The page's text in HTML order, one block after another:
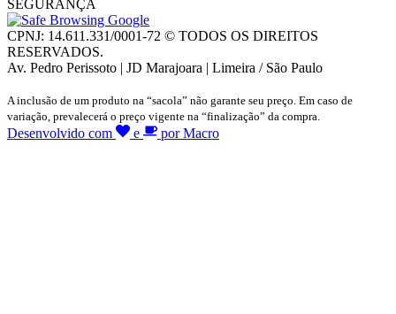
SEGURANÇA
CPNJ: 14.611.331/0001-72 © TODOS OS DIREITOS
RESERVADOS.
Av. Pedro Perissoto | JD Marajoara | Limeira / São Paulo
A inclusão de um produto na “sacola” não garante seu preço. Em caso de
variação, prevalecerá o preço vigente na “finalização” da compra.
Desenvolvido com e por Macro